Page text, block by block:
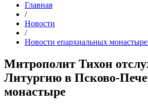
Главная
/
Новости
/
Новости епархиальных
Митрополит Тихон
Литургию в Псково-
монастыре